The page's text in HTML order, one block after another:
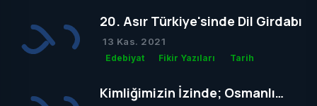
20. Asır Türkiye'sinde Dil Girdabı
13 Kas. 2021
Edebiyat Fikir Yazıları Tarih
Kimliğimizin İzinde; Osmanlı